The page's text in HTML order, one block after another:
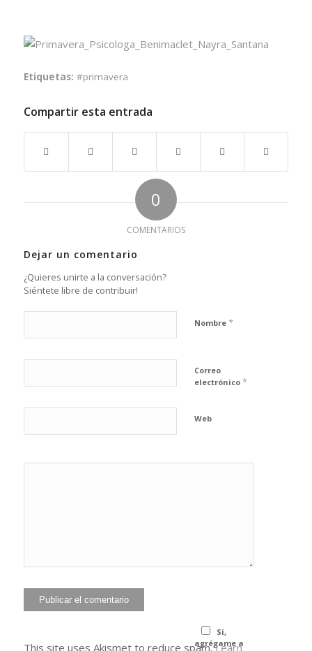
Etiquetas: #primavera
Compartir esta entrada
0
COMENTARIOS
Dejar un comentario
¿Quieres unirte a la conversación?
Siéntete libre de contribuir!
Nombre *
Correo
electrónico *
Web
Sí,
agrégame a
This site uses Akismet to reduce spam.Learn